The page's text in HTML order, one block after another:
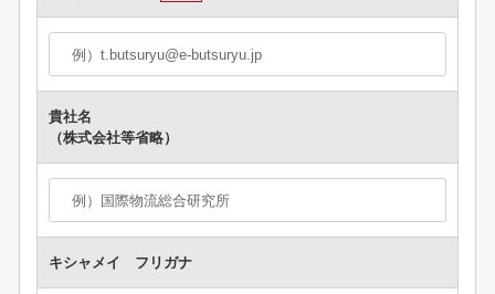
貴社名
（株式会社等省略）
キシャメイ フリガナ